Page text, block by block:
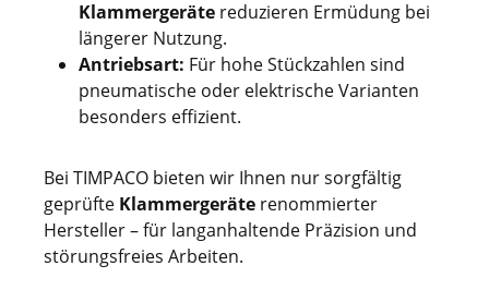
Klammergeräte reduzieren Ermüdung bei
längerer Nutzung.
Antriebsart: Für hohe Stückzahlen sind
pneumatische oder elektrische Varianten
besonders effizient.
Bei TIMPACO bieten wir Ihnen nur sorgfältig
geprüfte Klammergeräte renommierter
Hersteller – für langanhaltende Präzision und
störungsfreies Arbeiten.